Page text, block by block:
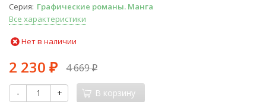
Серия Графические романы. Манга
Все характеристики
Нет в наличии
2 230 ₽ 4 669₽
- + В корзину